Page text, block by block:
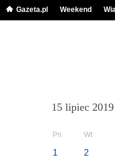
Gazeta.pl Weekend
15 lipiec 2019
Pn Wt
1 2